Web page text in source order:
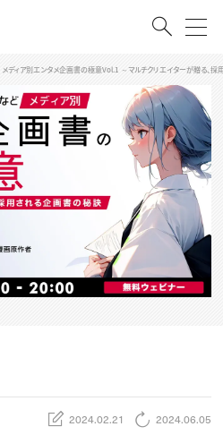
会員登録
ど メディア別エンタメ企画書の極意Vol.1 ～マルチクリエイターが贈る、
2024.02.21 2024.06.05